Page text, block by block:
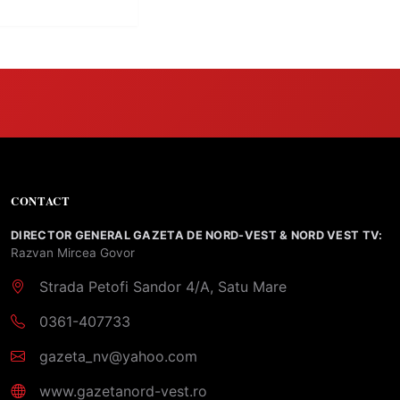
CONTACT
DIRECTOR GENERAL GAZETA DE NORD-VEST & NORD VEST TV:
Razvan Mircea Govor
Strada Petofi Sandor 4/A, Satu Mare
0361-407733
gazeta_nv@yahoo.com
www.gazetanord-vest.ro